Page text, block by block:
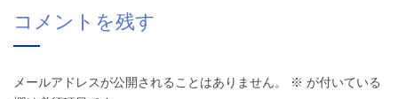
コメントを残す
メールアドレスが公開されることはありません。 ※ が付いている